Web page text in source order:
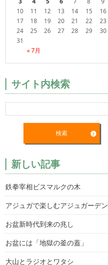
« 7月
10
11 12 13 14 15
16
17
18 19 20 21 22
23
24
25 26 27 28 29
30
31
サイト内検索
新しい記事
鉄拳宰相ビスマルクの木
アジュガで楽しむアジュガーデン
お盆新時代到来の兆し
お盆には「地獄の釜の蓋」
大山とラジオとワタシ